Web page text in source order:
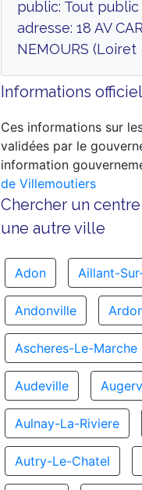
public: Tout public
adresse: 18 AV
NEMOURS (Loiret
Informations
Ces informations sur
validées par le
information
de Villemoutiers
Chercher un
une autre ville
Adon Aillant-
Andonville
Ascheres-Le-Marche
Audeville
Aulnay-La-Riviere
Autry-Le-Chatel